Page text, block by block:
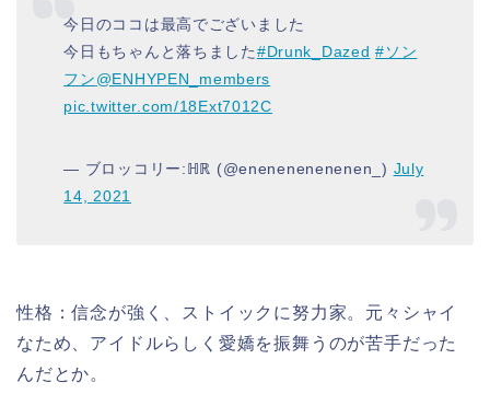
今日のココは最高でございました
今日もちゃんと落ちました#Drunk_Dazed #ソン
フン@ENHYPEN_members
pic.twitter.com/18Ext7012C
— ブロッコリー:ℍℝ (@enenenenenenen_) July
14, 2021
性格：信念が強く、ストイックに努力家。元々シャイ
なため、アイドルらしく愛嬌を振舞うのが苦手だった
んだとか。